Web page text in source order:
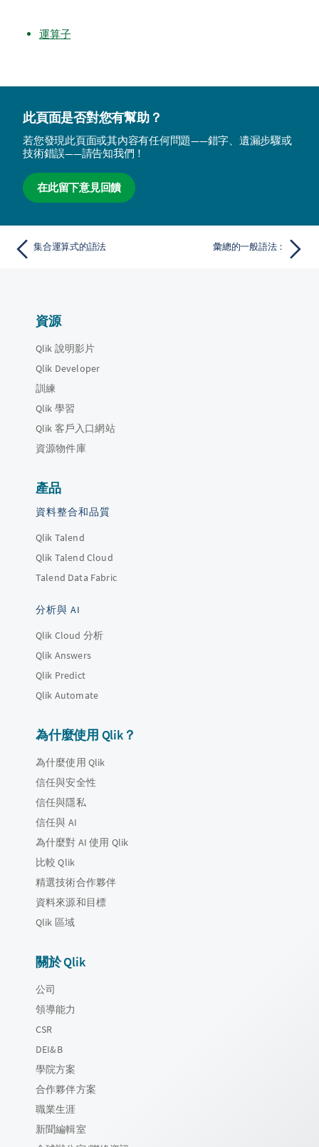
運算子
此頁面是否對您有幫助？
若您發現此頁面或其內容有任何問題——錯字、遺漏步驟或
技術錯誤——請告知我們！
在此留下意見回饋
集合運算式的語法 彙總的一般語法：
資源
Qlik 說明影片
Qlik Developer
訓練
Qlik 學習
Qlik 客戶入口網站
資源物件庫
產品
資料整合和品質
Qlik Talend
Qlik Talend Cloud
Talend Data Fabric
分析與 AI
Qlik Cloud 分析
Qlik Answers
Qlik Predict
Qlik Automate
為什麼使用 Qlik？
為什麼使用 Qlik
信任與安全性
信任與隱私
信任與 AI
為什麼對 AI 使用 Qlik
比較 Qlik
精選技術合作夥伴
資料來源和目標
Qlik 區域
關於 Qlik
公司
領導能力
CSR
DEI&B
學院方案
合作夥伴方案
職業生涯
新聞編輯室